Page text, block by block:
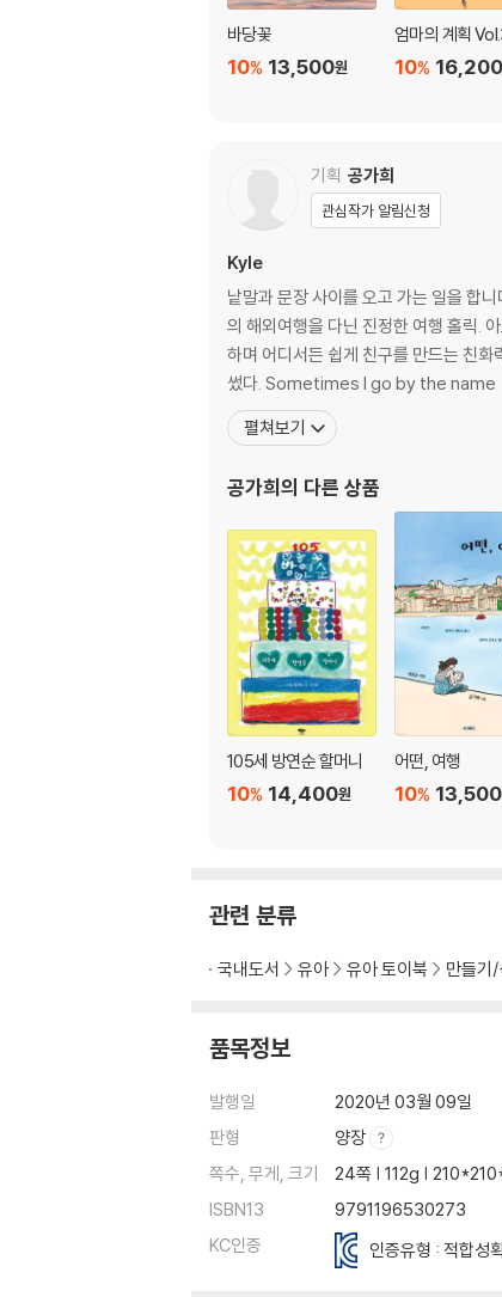
바당꽃
13,500원
10%
엄마의 계획
16,200
10%
기획 공가희
관심작가 알림신청
Kyle
낱말과 문장 사이를 오고 가는 일을 합니다. 방연순 할머니 손녀. 외국계 기업에서 평범한 회사원으로 13
의 해외여행을 다닌 진정한 여행 홀릭.
하며 어디서든 쉽게 친구를 만드는 친화
썼다. Sometimes I go by the name
펼쳐보기
공가희의 다른 상품
105세 방연순 할머니
14,400원
10%
어떤, 여행
13,500
10%
관련 분류
국내도서 유아 유아 토이북 만들기/
품목정보
발행일
2020년 03월 09일
판형
양장
쪽수, 무게, 크기
24쪽 | 112g |
ISBN13
9791196530273
KC인증
인증유형 : 적합성